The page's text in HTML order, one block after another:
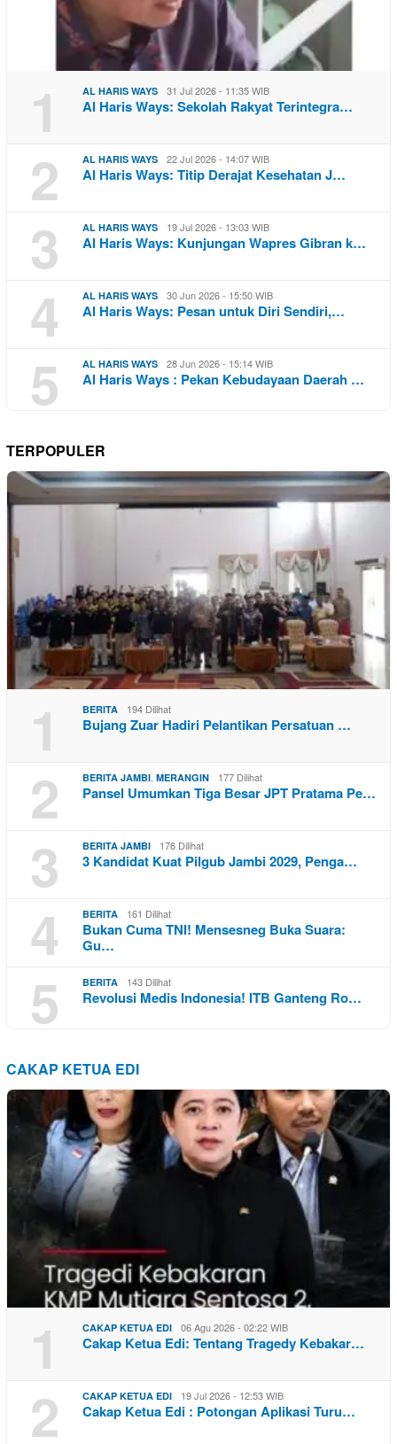
1 AL HARIS WAYS 31 Jul 2026 - 11:35 WIB
Al Haris Ways: Sekolah Rakyat Terintegra…
2 AL HARIS WAYS 22 Jul 2026 - 14:07 WIB
Al Haris Ways: Titip Derajat Kesehatan J…
3 AL HARIS WAYS 19 Jul 2026 - 13:03 WIB
Al Haris Ways: Kunjungan Wapres Gibran k…
4 AL HARIS WAYS 30 Jun 2026 - 15:50 WIB
Al Haris Ways: Pesan untuk Diri Sendiri,…
5 AL HARIS WAYS 28 Jun 2026 - 15:14 WIB
Al Haris Ways : Pekan Kebudayaan Daerah …
TERPOPULER
1 BERITA 194 Dilihat
Bujang Zuar Hadiri Pelantikan Persatuan …
2 BERITA JAMBI MERANGIN 177 Dilihat
Pansel Umumkan Tiga Besar JPT Pratama Pe…
3 BERITA JAMBI 176 Dilihat
3 Kandidat Kuat Pilgub Jambi 2029, Penga…
4 BERITA 161 Dilihat
Bukan Cuma TNI! Mensesneg Buka Suara:
Gu…
5 BERITA 143 Dilihat
Revolusi Medis Indonesia! ITB Ganteng Ro…
CAKAP KETUA EDI
1 CAKAP KETUA EDI 06 Agu 2026 - 02:22 WIB
Cakap Ketua Edi: Tentang Tragedy Kebakar…
2 CAKAP KETUA EDI 19 Jul 2026 - 12:53 WIB
Cakap Ketua Edi : Potongan Aplikasi Turu…